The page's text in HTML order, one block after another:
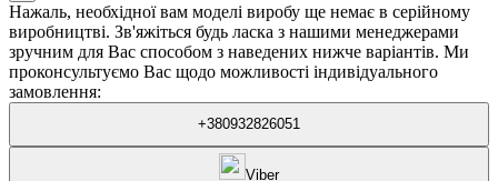
Нажаль, необхідної вам моделі виробу ще немає в серійному
виробництві. Зв'яжіться будь ласка з нашими менеджерами
зручним для Вас способом з наведених нижче варіантів. Ми
проконсультуємо Вас щодо можливості індивідуального
замовлення:
+380932826051
Viber